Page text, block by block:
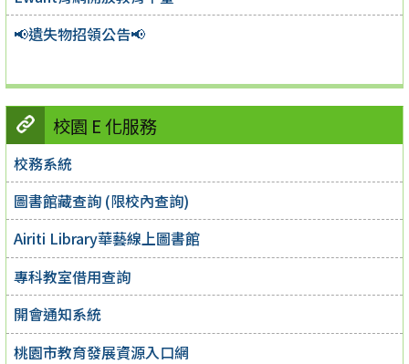
📢遺失物招領公告📢
校園 E 化服務
校務系統
圖書館藏查詢 (限校內查詢)
Airiti Library華藝線上圖書館
專科教室借用查詢
開會通知系統
桃園市教育發展資源入口網